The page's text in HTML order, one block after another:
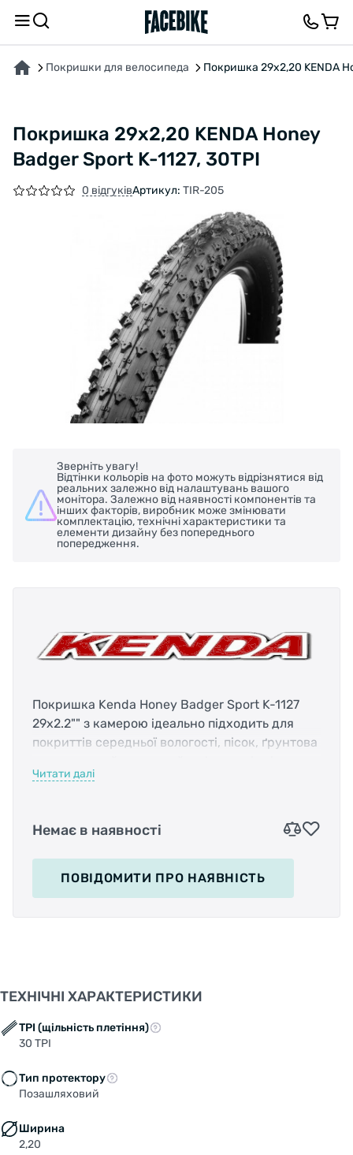
Покришки для велосипеда Покришка 29x2,20 KENDA
Покришка 29x2,20 KENDA Honey
Badger Sport K-1127, 30TPI
0 відгуківАртикул: TIR-205
Зверніть увагу!
Відтінки кольорів на фото можуть відрізнятися від
реальних залежно від налаштувань вашого
монітора. Залежно від наявності компонентів та
інших факторів, виробник може змінювати
комплектацію, технічні характеристики та
елементи дизайну без попереднього
попередження.
Покришка Kenda Honey Badger Sport K-1127
29x2.2"" з камерою ідеально підходить для
покриттів середньої вологості, пісок, ґрунтова
зчеплення на поворотах.
Корд:сталевий дріт
2,2 (56 мм)
Щільність плетива корду:
Читати далі
Немає в наявності
ПОВІДОМИТИ ПРО НАЯВНІСТЬ
ТЕХНІЧНІ ХАРАКТЕРИСТИКИ
TPI (щільність плетіння)
30 TPI
Тип протектору
Позашляховий
Ширина
2,20
ПРО ТОВАР ХАРАКТЕРИСТИКИОПИС ВІДГУКИ ТА ЗАПИТАННЯ